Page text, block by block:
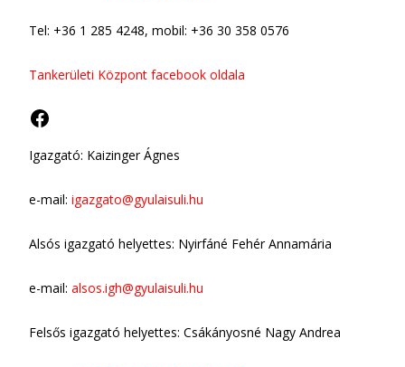
Tel: +36 1 285 4248, mobil: +36 30 358 0576
Tankerületi Központ facebook oldala
Facebook
Igazgató: Kaizinger Ágnes
e-mail: igazgato@gyulaisuli.hu
Alsós igazgató helyettes: Nyirfáné Fehér Annamária
e-mail: alsos.igh@gyulaisuli.hu
Felsős igazgató helyettes: Csákányosné Nagy Andrea